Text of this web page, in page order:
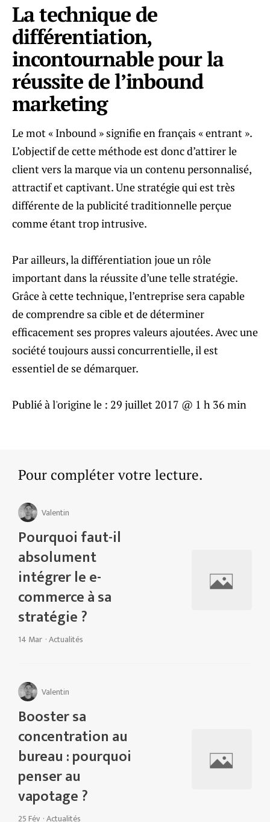
La technique de
différentiation,
incontournable pour la
réussite de l’inbound
marketing
Le mot « Inbound » signifie en français « entrant ».
L’objectif de cette méthode est donc d’attirer le
client vers la marque via un contenu personnalisé,
attractif et captivant. Une stratégie qui est très
différente de la publicité traditionnelle perçue
comme étant trop intrusive.
Par ailleurs, la différentiation joue un rôle
important dans la réussite d’une telle stratégie.
Grâce à cette technique, l’entreprise sera capable
de comprendre sa cible et de déterminer
efficacement ses propres valeurs ajoutées. Avec une
société toujours aussi concurrentielle, il est
essentiel de se démarquer.
Publié à l'origine le : 29 juillet 2017 @ 1 h 36 min
Pour compléter votre lecture.
Valentin
Pourquoi faut-il
absolument
intégrer le e-
commerce à sa
stratégie ?
14 Mar ·Actualités
Valentin
Booster sa
concentration au
bureau : pourquoi
penser au
vapotage ?
25 Fév ·Actualités